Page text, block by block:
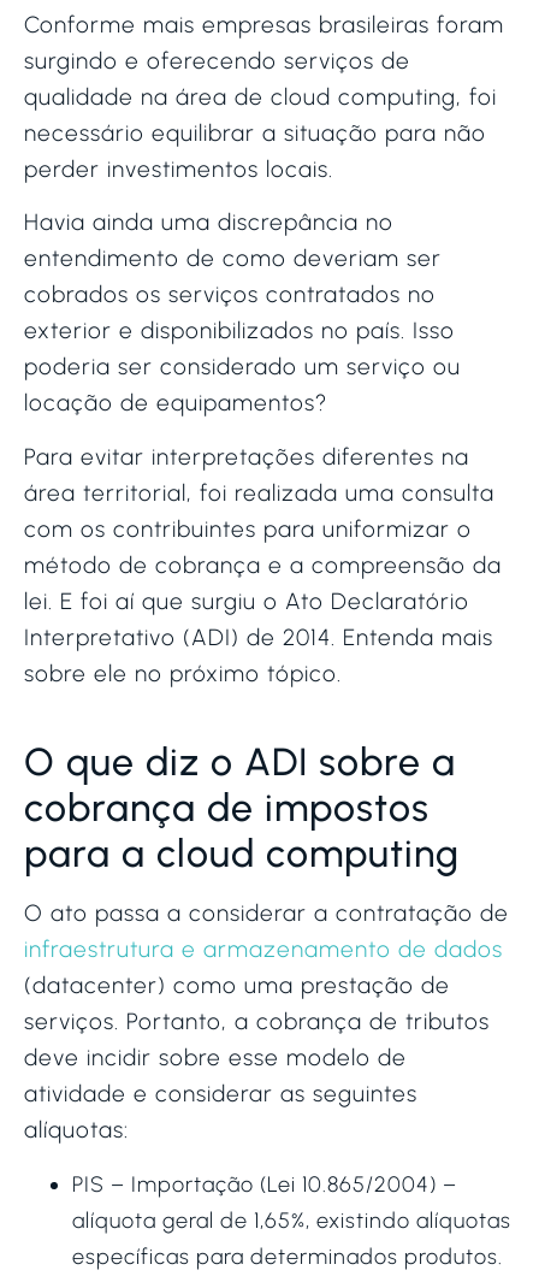
Conforme mais empresas brasileiras foram
surgindo e oferecendo serviços de
qualidade na área de cloud computing, foi
necessário equilibrar a situação para não
perder investimentos locais.
Havia ainda uma discrepância no
entendimento de como deveriam ser
cobrados os serviços contratados no
exterior e disponibilizados no país. Isso
poderia ser considerado um serviço ou
locação de equipamentos?
Para evitar interpretações diferentes na
área territorial, foi realizada uma consulta
com os contribuintes para uniformizar o
método de cobrança e a compreensão da
lei. E foi aí que surgiu o Ato Declaratório
Interpretativo (ADI) de 2014. Entenda mais
sobre ele no próximo tópico.
O que diz o ADI sobre a
cobrança de impostos
para a cloud computing
O ato passa a considerar a contratação de
infraestrutura e armazenamento de dados
(datacenter) como uma prestação de
serviços. Portanto, a cobrança de tributos
deve incidir sobre esse modelo de
atividade e considerar as seguintes
alíquotas:
PIS – Importação (Lei 10.865/2004) –
alíquota geral de 1,65%, existindo alíquotas
específicas para determinados produtos.